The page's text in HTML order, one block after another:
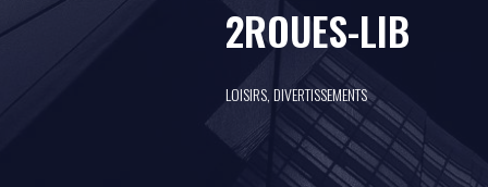
2ROUES-LIB
LOISIRS, DIVERTISSEMENTS